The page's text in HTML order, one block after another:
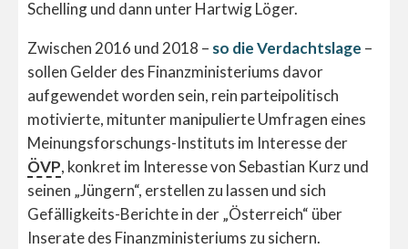
Schelling und dann unter Hartwig Löger.
Zwischen 2016 und 2018 – so die Verdachtslage –
sollen Gelder des Finanzministeriums davor
aufgewendet worden sein, rein parteipolitisch
motivierte, mitunter manipulierte Umfragen eines
Meinungsforschungs-Instituts im Interesse der
ÖVP, konkret im Interesse von Sebastian Kurz und
seinen „Jüngern“, erstellen zu lassen und sich
Gefälligkeits-Berichte in der „Österreich“ über
Inserate des Finanzministeriums zu sichern.